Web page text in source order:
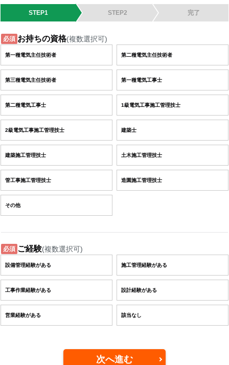
STEP1 STEP2 完了
必須 お持ちの資格(複数選択可)
第一種電気主任技術者 第二種電気主任技術者
第三種電気主任技術者 第一種電気工事士
第二種電気工事士 1級電気工事施工管理技士
2級電気工事施工管理技士 建築士
建築施工管理技士 土木施工管理技士
管工事施工管理技士 造園施工管理技士
その他
必須 ご経験(複数選択可)
設備管理経験がある 施工管理経験がある
工事作業経験がある 設計経験がある
営業経験がある 該当なし
次へ進む